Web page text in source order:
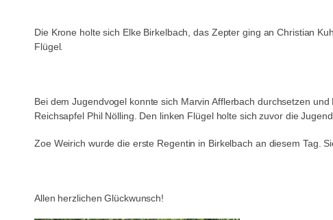
Die Krone holte sich Elke Birkelbach, das Zepter ging an Christian
Flügel.
Bei dem Jugendvogel konnte sich Marvin Afflerbach durchsetzen
Reichsapfel Phil Nölling. Den linken Flügel holte sich zuvor die
Zoe Weirich wurde die erste Regentin in Birkelbach an diesem Tag.
Allen herzlichen Glückwunsch!